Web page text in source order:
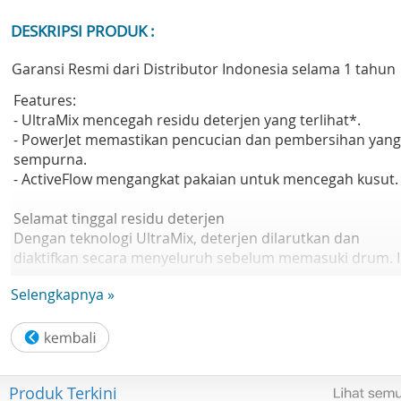
DESKRIPSI PRODUK :
Garansi Resmi dari Distributor Indonesia selama 1 tahun
Features:
- UltraMix mencegah residu deterjen yang terlihat*.
- PowerJet memastikan pencucian dan pembersihan yang
sempurna.
- ActiveFlow mengangkat pakaian untuk mencegah kusut.
Selamat tinggal residu deterjen
Dengan teknologi UltraMix, deterjen dilarutkan dan
diaktifkan secara menyeluruh sebelum memasuki drum.
dibersihkan tanpa residu deterjen yang terlihat. Dengan
sisa deterjen yang terlihat dan melupakan pencucian
ulang*.
*Diuji pada beban campuran 3kg kaos dan kemeja warna,
Selengkapnya »
Produk Terkini